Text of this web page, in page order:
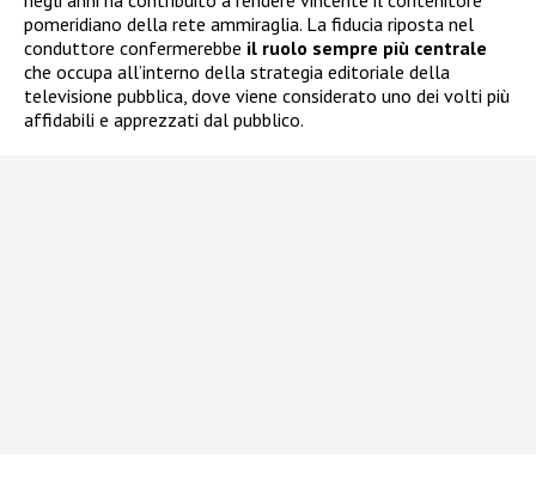
pomeridiano della rete ammiraglia. La fiducia riposta nel
conduttore confermerebbe il ruolo sempre più centrale
che occupa all’interno della strategia editoriale della
televisione pubblica, dove viene considerato uno dei volti più
affidabili e apprezzati dal pubblico.